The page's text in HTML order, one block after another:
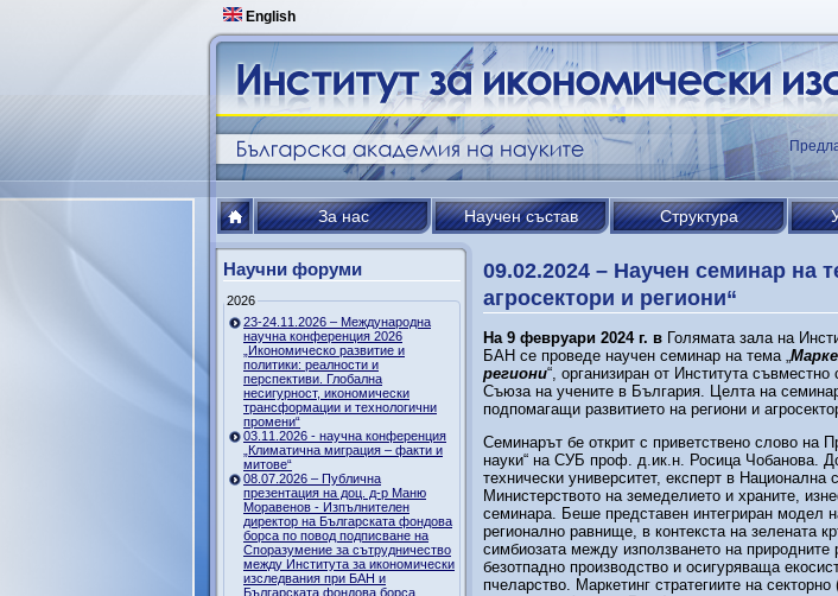
English
За нас Научен състав Структура
Научни форуми
2026
23-24.11.2026 – Международна
научна конференция 2026
„Икономическо развитие и
политики: реалности и
перспективи. Глобална
несигурност, икономически
трансформации и технологични
промени“
03.11.2026 - научна конференция
„Климатична миграция – факти и
митове“
08.07.2026 – Публична
презентация на доц. д-р Маню
Моравенов - Изпълнителен
директор на Българската фондова
борса по повод подписване на
Споразумение за сътрудничество
между Института за икономически
изследвания при БАН и
Българската фондова борса
09.02.2024 – Научен семинар на
агросектори и региони“
На 9 февруари 2024 г. в Голямата зала на
БАН се проведе научен семинар на тема „
региони“, организиран от Института
Съюза на учените в България. Целта на
подпомагащи развитието на региони и
Семинарът бе открит с приветствено слово на
науки“ на СУБ проф. д.ик.н. Росица Чобанова.
технически университет, експерт в
Министерството на земеделието и храните,
семинара. Беше представен интегриран модел
регионално равнище, в контекста на зелената
симбиозата между използването на
безотпадно производство и осигуряваща
пчеларство. Маркетинг стратегиите на